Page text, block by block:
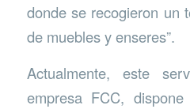
donde se recogieron un
de muebles y enseres”.
Actualmente, este
empresa FCC,